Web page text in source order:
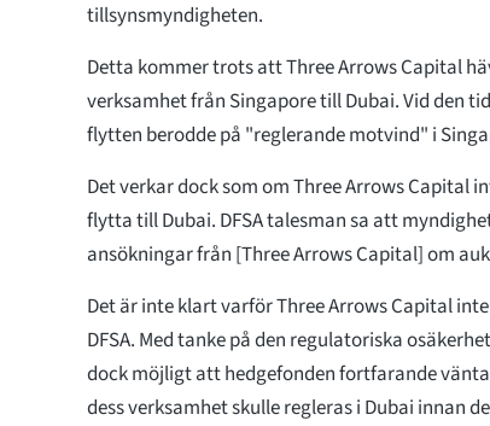
tillsynsmyndigheten.
Detta kommer trots att Three Arrows Capital
verksamhet från Singapore till Dubai. Vid den
flytten berodde på "reglerande motvind" i
Det verkar dock som om Three Arrows Capital
flytta till Dubai. DFSA talesman sa att
ansökningar från [Three Arrows Capital] om
Det är inte klart varför Three Arrows Capital
DFSA. Med tanke på den regulatoriska
dock möjligt att hedgefonden fortfarande
dess verksamhet skulle regleras i Dubai innan